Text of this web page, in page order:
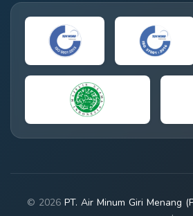
© 2026 PT. Air Minum Giri Menang